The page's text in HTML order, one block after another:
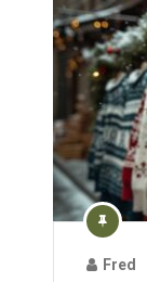
Fred